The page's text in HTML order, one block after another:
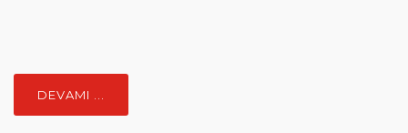
DEVAMI ...